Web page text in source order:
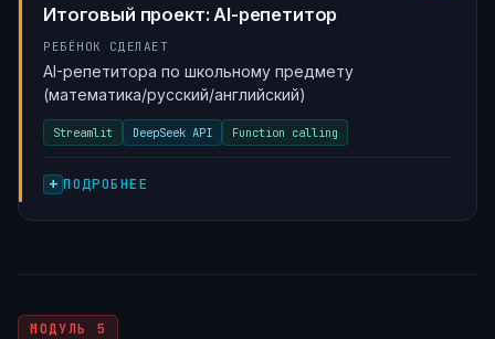
Итоговый проект: AI-репетитор
РЕБЁНОК СДЕЛАЕТ
AI-репетитора по школьному предмету
(математика/русский/английский)
Streamlit DeepSeek API Function calling
ПОДРОБНЕЕ
МОДУЛЬ 5